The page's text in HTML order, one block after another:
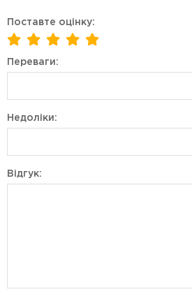
Поставте оцінку:
Переваги:
Недоліки:
Відгук: